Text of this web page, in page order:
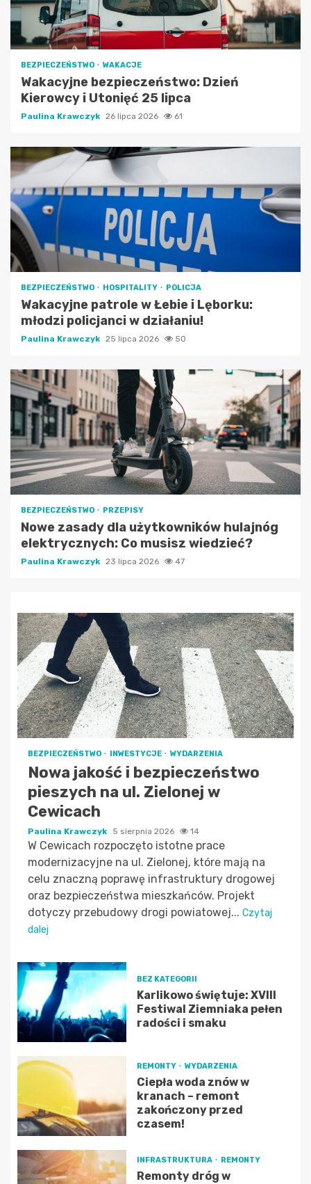
BEZPIECZEŃSTWO WAKACJE
Wakacyjne bezpieczeństwo: Dzień
Kierowcy i Utonięć 25 lipca
Paulina Krawczyk 26 lipca 2026 61
BEZPIECZEŃSTWO HOSPITALITY POLICJA
Wakacyjne patrole w Łebie i Lęborku:
młodzi policjanci w działaniu!
Paulina Krawczyk 25 lipca 2026 50
BEZPIECZEŃSTWO PRZEPISY
Nowe zasady dla użytkowników hulajnóg
elektrycznych: Co musisz wiedzieć?
Paulina Krawczyk 23 lipca 2026 47
BEZPIECZEŃSTWO INWESTYCJE WYDARZENIA
Nowa jakość i bezpieczeństwo
pieszych na ul. Zielonej w
Cewicach
Paulina Krawczyk 5 sierpnia 2026 14
W Cewicach rozpoczęto istotne prace
modernizacyjne na ul. Zielonej, które mają na
celu znaczną poprawę infrastruktury drogowej
oraz bezpieczeństwa mieszkańców. Projekt
dotyczy przebudowy drogi powiatowej... Czytaj
dalej
BEZ KATEGORII
Karlikowo świętuje: XVIII
Festiwal Ziemniaka pełen
radości i smaku
REMONTY WYDARZENIA
Ciepła woda znów w
kranach – remont
zakończony przed
czasem!
INFRASTRUKTURA REMONTY
Remonty dróg w